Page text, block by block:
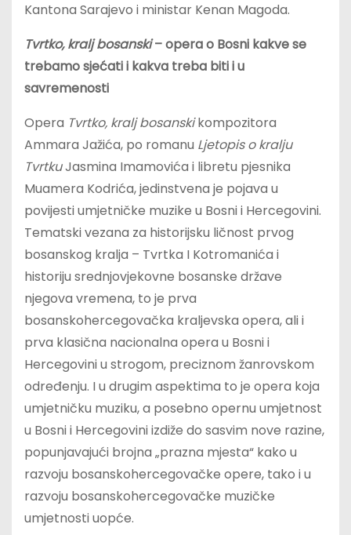
Kantona Sarajevo i ministar Kenan Magoda.
Tvrtko, kralj bosanski– opera o Bosni kakve se
trebamo sjećati i kakva treba biti i u
savremenosti
Opera Tvrtko, kralj bosanskikompozitora
Ammara Jažića, po romanu Ljetopis o kralju
TvrtkuJasmina Imamovića i libretu pjesnika
Muamera Kodrića, jedinstvena je pojava u
povijesti umjetničke muzike u Bosni i Hercegovini.
Tematski vezana za historijsku ličnost prvog
bosanskog kralja – Tvrtka I Kotromanića i
historiju srednjovjekovne bosanske države
njegova vremena, to je prva
bosanskohercegovačka kraljevska opera, ali i
prva klasična nacionalna opera u Bosni i
Hercegovini u strogom, preciznom žanrovskom
određenju. I u drugim aspektima to je opera koja
umjetničku muziku, a posebno opernu umjetnost
u Bosni i Hercegovini izdiže do sasvim nove razine,
popunjavajući brojna „prazna mjesta“ kako u
razvoju bosanskohercegovačke opere, tako i u
razvoju bosanskohercegovačke muzičke
umjetnosti uopće.